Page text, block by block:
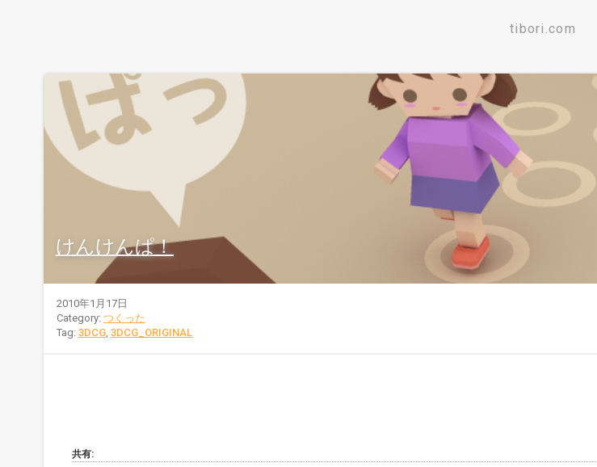
tibori.com
けんけんぱ！
2010年1月17日
Category: つくった
Tag: 3DCG, 3DCG_ORIGINAL
共有: